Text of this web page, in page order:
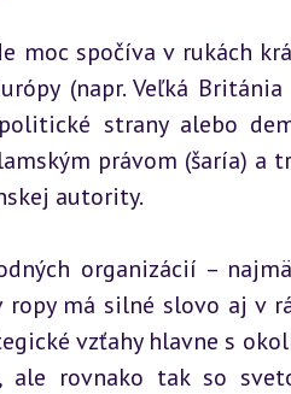
moc spočíva v rukách
(napr. Veľká
strany alebo
právom (šaría) a
autority.
organizácií –
ropy má silné slovo aj v
vzťahy hlavne s
rovnako tak so